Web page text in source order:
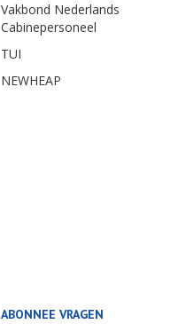
Vakbond Nederlands
Cabinepersoneel
TUI
NEWHEAP
ABONNEE VRAGEN